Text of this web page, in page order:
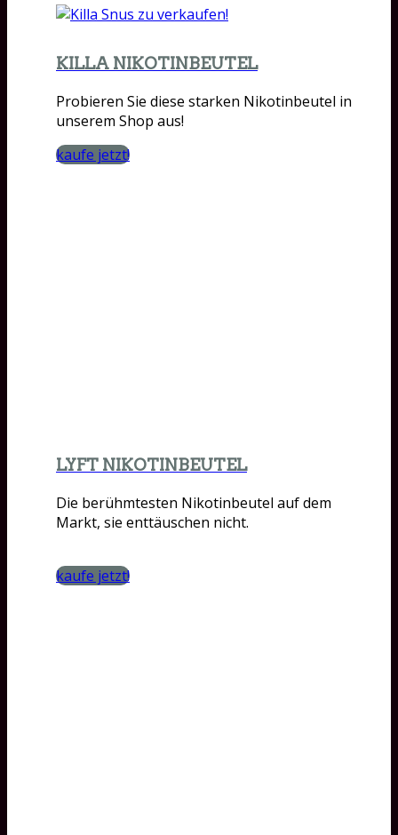
KILLA NIKOTINBEUTEL
Probieren Sie diese starken Nikotinbeutel in
unserem Shop aus!
kaufe jetzt!
LYFT NIKOTINBEUTEL
Die berühmtesten Nikotinbeutel auf dem
Markt, sie enttäuschen nicht.
kaufe jetzt!